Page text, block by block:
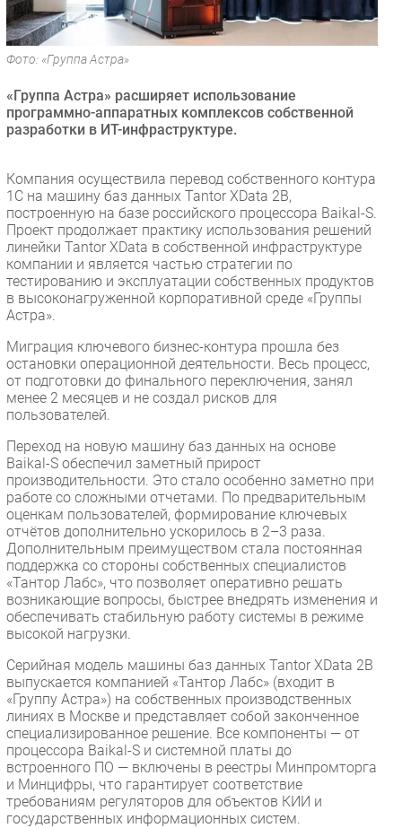
Безопасность
Инновации
Гаджеты
Здоровье
РАЗДЕЛЫ
Новости
Аналитика
Интервью
Мероприятия
Проекты
Тестовый стенд
Каталог компаний
Фото: «Группа Астра»
«Группа Астра» расширяет использование
программно-аппаратных комплексов собственной
разработки в ИТ-инфраструктуре.
Компания осуществила перевод собственного контура
1С на машину баз данных Tantor XData 2B,
построенную на базе российского процессора Baikal-S.
Проект продолжает практику использования решений
линейки Tantor XData в собственной инфраструктуре
компании и является частью стратегии по
тестированию и эксплуатации собственных продуктов
в высоконагруженной корпоративной среде «Группы
Астра».
Миграция ключевого бизнес-контура прошла без
остановки операционной деятельности. Весь процесс,
от подготовки до финального переключения, занял
менее 2 месяцев и не создал рисков для
пользователей.
Переход на новую машину баз данных на основе
Baikal-S обеспечил заметный прирост
производительности. Это стало особенно заметно при
работе со сложными отчетами. По предварительным
оценкам пользователей, формирование ключевых
отчётов дополнительно ускорилось в 2–3 раза.
Дополнительным преимуществом стала постоянная
поддержка со стороны собственных специалистов
«Тантор Лабс», что позволяет оперативно решать
возникающие вопросы, быстрее внедрять изменения и
обеспечивать стабильную работу системы в режиме
высокой нагрузки.
Серийная модель машины баз данных Tantor XData 2B
выпускается компанией «Тантор Лабс» (входит в
«Группу Астра») на собственных производственных
линиях в Москве и представляет собой законченное
специализированное решение. Все компоненты — от
процессора Baikal-S и системной платы до
встроенного ПО — включены в реестры Минпромторга
и Минцифры, что гарантирует соответствие
требованиям регуляторов для объектов КИИ и
государственных информационных систем.